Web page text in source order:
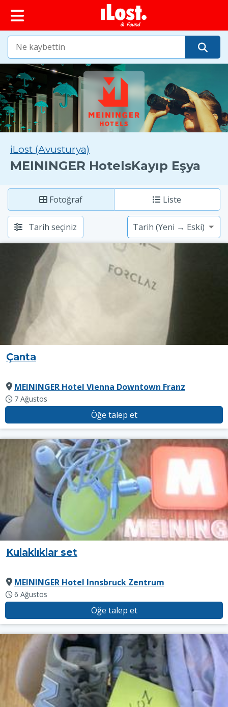
iLost (Avusturya)
MEININGER HotelsKayıp Eşya
Fotoğraf Liste
Tarih seçiniz
Çanta
MEININGER Hotel Vienna Downtown Franz
7 Ağustos
Öğe talep et
Kulaklıklar set
MEININGER Hotel Innsbruck Zentrum
6 Ağustos
Öğe talep et